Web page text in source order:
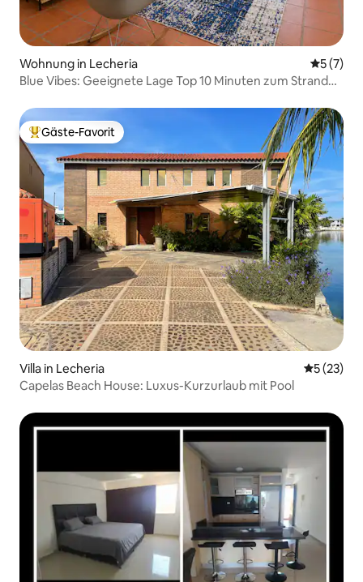
Wohnung in Lecheria
5 (7)
Blue Vibes: Geeignete Lage Top 10 Minuten zum Strand
Beliebter Gäste-Favorit.
Gäste-Favorit
Villa in Lecheria
5 (23)
Capelas Beach House: Luxus-Kurzurlaub mit Pool